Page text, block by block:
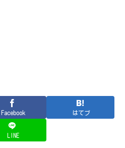
Facebook はてブ
LINE